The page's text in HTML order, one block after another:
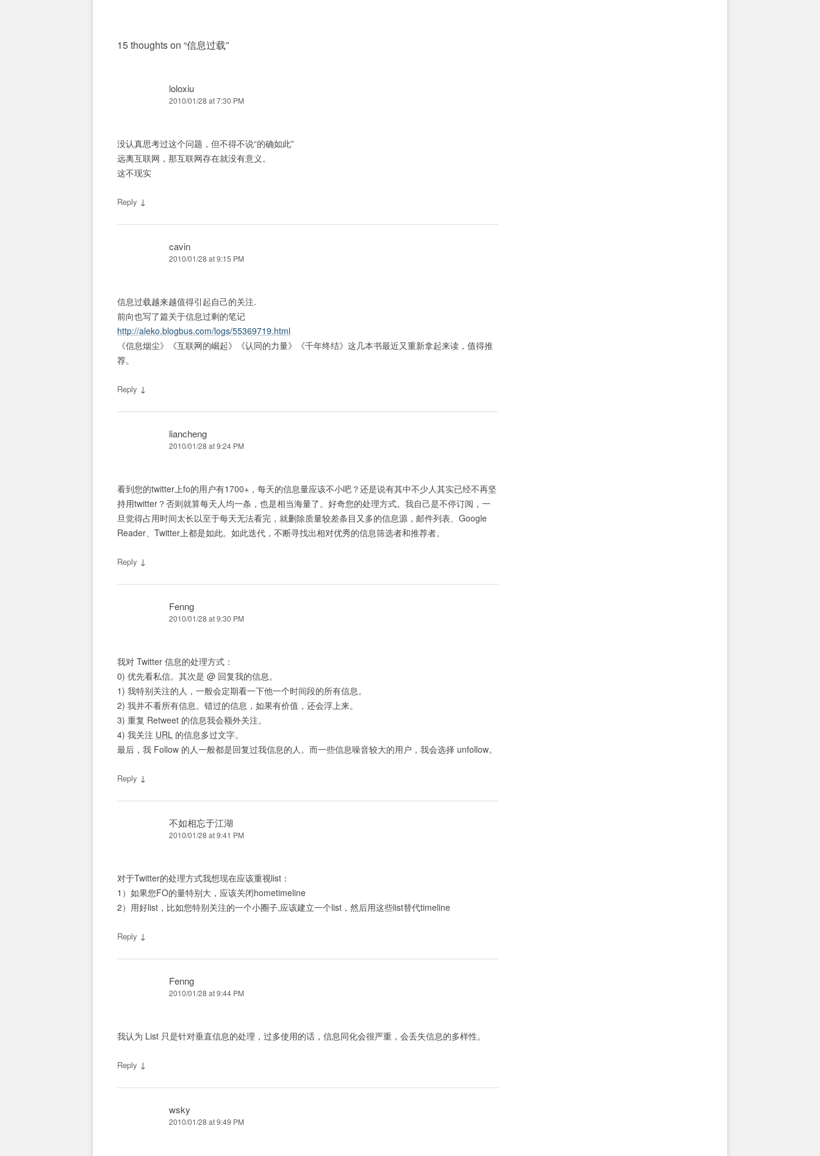
15 thoughts on “信息过载”
loloxiu
2010/01/28 at 7:30 PM
没认真思考过这个问题，但不得不说“的确如此”
远离互联网，那互联网存在就没有意义。
这不现实
Reply ↓
cavin
2010/01/28 at 9:15 PM
信息过载越来越值得引起自己的关注.
前向也写了篇关于信息过剩的笔记
http://aleko.blogbus.com/logs/55369719.html
《信息烟尘》《互联网的崛起》《认同的力量》《千年终结》这几本书最近又重新拿起来读，值得推
荐。
Reply ↓
liancheng
2010/01/28 at 9:24 PM
看到您的twitter上fo的用户有1700+，每天的信息量应该不小吧？还是说有其中不少人其实已经不再坚
持用twitter？否则就算每天人均一条，也是相当海量了。好奇您的处理方式。我自己是不停订阅，一
旦觉得占用时间太长以至于每天无法看完，就删除质量较差条目又多的信息源，邮件列表、Google
Reader、Twitter上都是如此。如此迭代，不断寻找出相对优秀的信息筛选者和推荐者。
Reply ↓
Fenng
2010/01/28 at 9:30 PM
我对 Twitter 信息的处理方式：
0) 优先看私信。其次是 @ 回复我的信息。
1) 我特别关注的人，一般会定期看一下他一个时间段的所有信息。
2) 我并不看所有信息。错过的信息，如果有价值，还会浮上来。
3) 重复 Retweet 的信息我会额外关注。
4) 我关注 URL 的信息多过文字。
最后，我 Follow 的人一般都是回复过我信息的人。而一些信息噪音较大的用户，我会选择 unfollow。
Reply ↓
不如相忘于江湖
2010/01/28 at 9:41 PM
对于Twitter的处理方式我想现在应该重视list：
1）如果您FO的量特别大，应该关闭hometimeline
2）用好list，比如您特别关注的一个小圈子,应该建立一个list，然后用这些list替代timeline
Reply ↓
Fenng
2010/01/28 at 9:44 PM
我认为 List 只是针对垂直信息的处理，过多使用的话，信息同化会很严重，会丢失信息的多样性。
Reply ↓
wsky
2010/01/28 at 9:49 PM